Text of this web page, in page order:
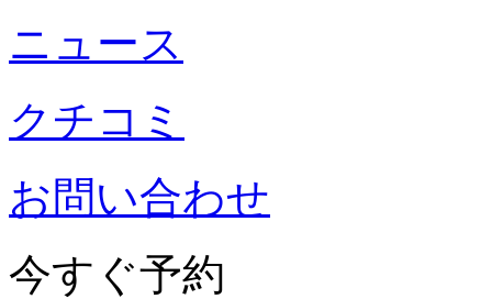
ニュース
クチコミ
お問い合わせ
今すぐ予約